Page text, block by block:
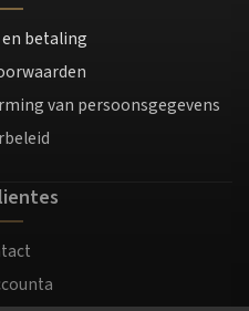
betaling
van persoonsgegevens